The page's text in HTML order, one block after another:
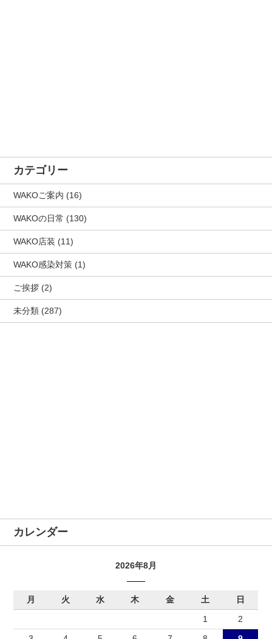
カテゴリー
WAKOご案内 (16)
WAKOの日常 (130)
WAKO店装 (11)
WAKO感染対策 (1)
ご挨拶 (2)
未分類 (287)
カレンダー
2026年8月
月 火 水 木 金 土
日
1
2